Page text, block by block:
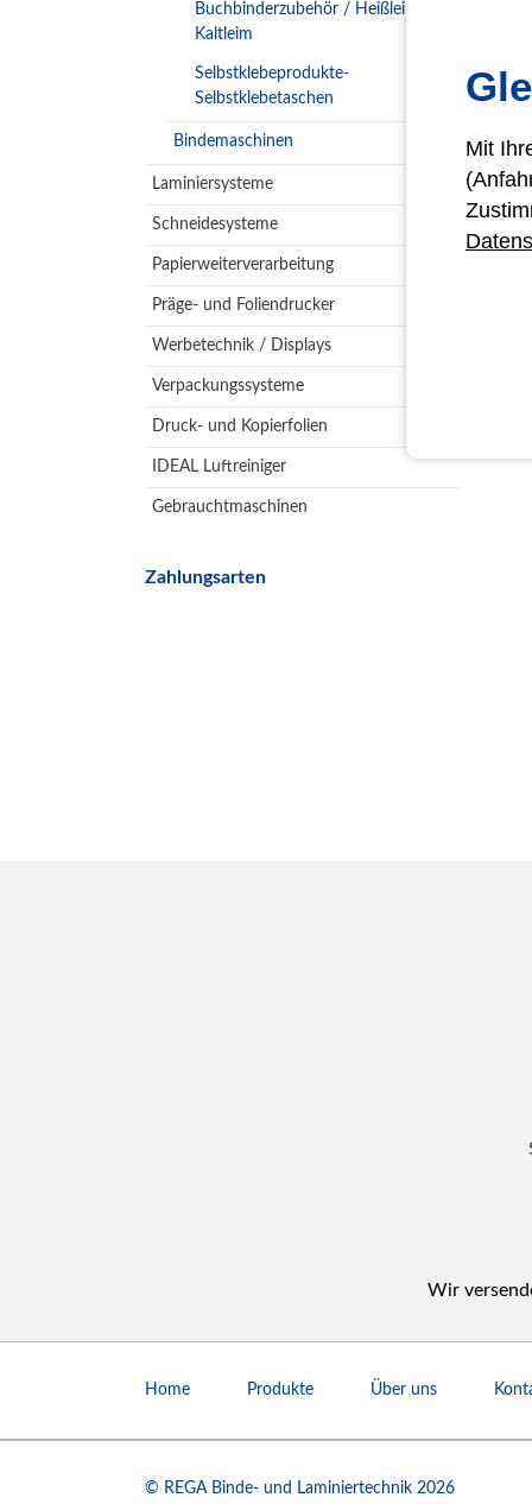
Buchbinderzubehör / Heißleim
Kaltleim
Selbstklebeprodukte-
Selbstklebetaschen
Bindemaschinen
Laminiersysteme
Schneidesysteme
Papierweiterverarbeitung
Präge- und Foliendrucker
Werbetechnik / Displays
Verpackungssysteme
Druck- und Kopierfolien
IDEAL Luftreiniger
Gebrauchtmaschinen
Zahlungsarten
Wir
überspringen
Home Produkte Über uns
© REGA Binde- und Laminiertechnik 2026
Mit